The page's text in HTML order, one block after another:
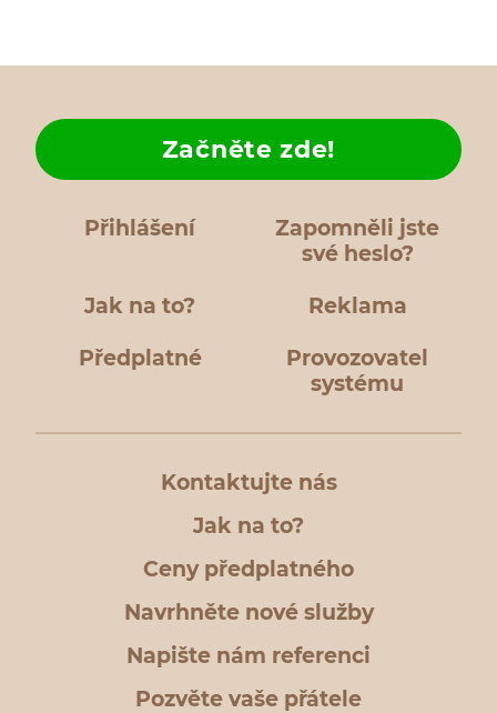
Přihlášení
Zapomněli jste
své heslo?
Jak na to?
Začněte zde!
Reklama
Předplatné
Provozovatel
systému
Kontaktujte nás
Jak na to?
Ceny předplatného
Navrhněte nové služby
Napište nám referenci
Pozvěte vaše přátele